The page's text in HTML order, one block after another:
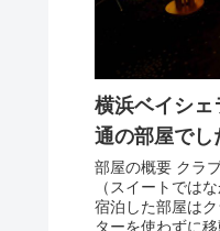
横浜ベイシ
通の部屋でし
部屋の概要 クラ
（スイートでは
宿泊した部屋は
ターを使わずに